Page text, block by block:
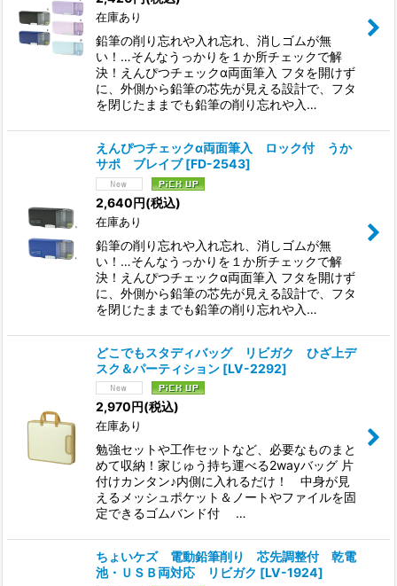
在庫あり
鉛筆の削り忘れや入れ忘れ、消しゴムが無
い！…そんなうっかりを１か所チェックで解
決！えんぴつチェックα両面筆入 フタを開けず
に、外側から鉛筆の芯先が見える設計で、フタ
を閉じたままでも鉛筆の削り忘れや入…
えんぴつチェックα両面筆入 ロック付 うか
サポ ブレイブ [FD-2543]
2,640円(税込)
在庫あり
鉛筆の削り忘れや入れ忘れ、消しゴムが無
い！…そんなうっかりを１か所チェックで解
決！えんぴつチェックα両面筆入 フタを開けず
に、外側から鉛筆の芯先が見える設計で、フタ
を閉じたままでも鉛筆の削り忘れや入…
どこでもスタディバッグ リビガク ひざ上デ
スク＆パーティション [LV-2292]
2,970 円(税込)
在庫あり
勉強セットや工作セットなど、必要なものまと
めて収納！家じゅう持ち運べる2wayバッグ 片
付けカンタン♪内側に入れるだけ！ 中身が見
えるメッシュポケット＆ノートやファイルを固
定できるゴムバンド付 …
ちょいケズ 電動鉛筆削り 芯先調整付 乾電
池・ＵＳＢ両対応 リビガク [LV-1924]